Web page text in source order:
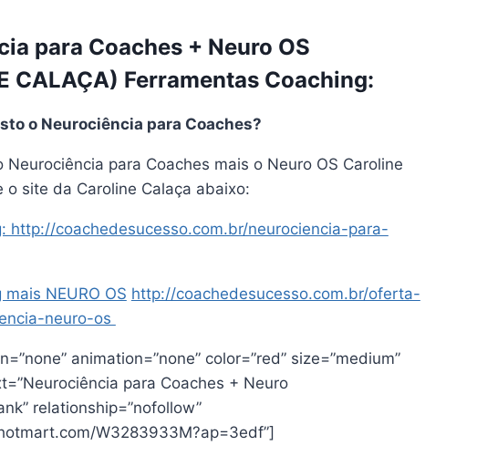
para Coaches + Neuro OS
CALAÇA) Ferramentas Coaching:
o Neurociência para Coaches?
Neurociência para Coaches mais o Neuro OS Caroline
o site da Caroline Calaça abaixo:
http://coachedesucesso.com.br/neurociencia-para-
NEURO OS http://coachedesucesso.com.br/oferta-
neuro-os
animation=”none” color=”red” size=”medium”
para Coaches + Neuro
relationship=”nofollow”
W3283933M?ap=3edf”]